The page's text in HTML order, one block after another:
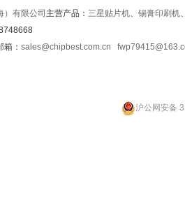
）有限公司 主营产品： 三星贴片机、 锡膏印刷机
： sales@chipbest.com.cn
沪公网安备